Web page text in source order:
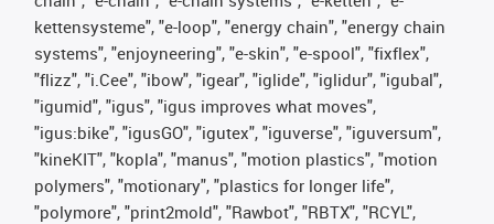
kettensysteme", "e-loop", "energy chain", "energy chain
systems", "enjoyneering", "e-skin", "e-spool", "fixflex",
"flizz", "i.Cee", "ibow", "igear", "iglide", "iglidur", "igubal",
"igumid", "igus", "igus improves what moves",
"igus:bike", "igusGO", "igutex", "iguverse", "iguversum",
"kineKIT", "kopla", "manus", "motion plastics", "motion
polymers", "motionary", "plastics for longer life",
"polymore", "print2mold", "Rawbot", "RBTX", "RCYL",